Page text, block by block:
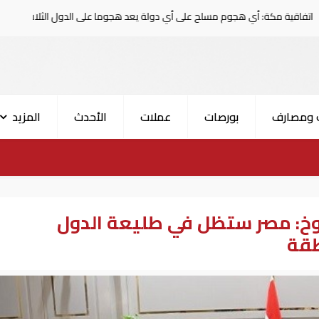
مسلح على أي دولة يعد هجوما على الدول الثلاث جميعا
ومصارف بورصات عملات الأحدث المزيد
مصر ستظل في طليعة الدول